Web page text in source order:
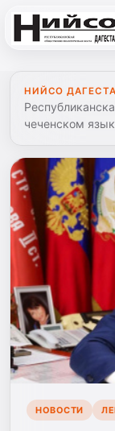
НИЙСО
чеченском
НОВОСТИ